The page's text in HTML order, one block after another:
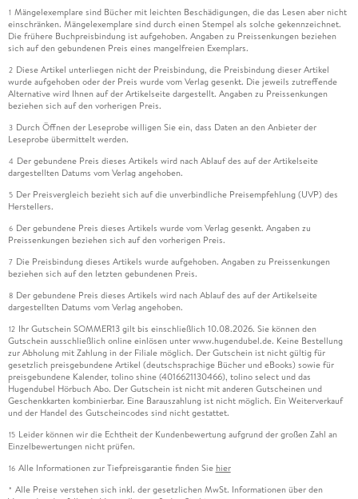
1 Mängelexemplare sind Bücher mit leichten Beschädigungen, die das Lesen aber nicht
einschränken. Mängelexemplare sind durch einen Stempel als solche gekennzeichnet.
Die frühere Buchpreisbindung ist aufgehoben. Angaben zu Preissenkungen beziehen
sich auf den gebundenen Preis eines mangelfreien Exemplars.
2 Diese Artikel unterliegen nicht der Preisbindung, die Preisbindung dieser Artikel
wurde aufgehoben oder der Preis wurde vom Verlag gesenkt. Die jeweils zutreffende
Alternative wird Ihnen auf der Artikelseite dargestellt. Angaben zu Preissenkungen
beziehen sich auf den vorherigen Preis.
3 Durch Öffnen der Leseprobe willigen Sie ein, dass Daten an den Anbieter der
Leseprobe übermittelt werden.
4 Der gebundene Preis dieses Artikels wird nach Ablauf des auf der Artikelseite
dargestellten Datums vom Verlag angehoben.
5 Der Preisvergleich bezieht sich auf die unverbindliche Preisempfehlung (UVP) des
Herstellers.
6 Der gebundene Preis dieses Artikels wurde vom Verlag gesenkt. Angaben zu
Preissenkungen beziehen sich auf den vorherigen Preis.
7 Die Preisbindung dieses Artikels wurde aufgehoben. Angaben zu Preissenkungen
beziehen sich auf den letzten gebundenen Preis.
8 Der gebundene Preis dieses Artikels wird nach Ablauf des auf der Artikelseite
dargestellten Datums vom Verlag angehoben.
12 Ihr Gutschein SOMMER13 gilt bis einschließlich 10.08.2026. Sie können den
Gutschein ausschließlich online einlösen unter www.hugendubel.de. Keine Bestellung
zur Abholung mit Zahlung in der Filiale möglich. Der Gutschein ist nicht gültig für
gesetzlich preisgebundene Artikel (deutschsprachige Bücher und eBooks) sowie für
preisgebundene Kalender, tolino shine (4016621130466), tolino select und das
Hugendubel Hörbuch Abo. Der Gutschein ist nicht mit anderen Gutscheinen und
Geschenkkarten kombinierbar. Eine Barauszahlung ist nicht möglich. Ein Weiterverkauf
und der Handel des Gutscheincodes sind nicht gestattet.
15 Leider können wir die Echtheit der Kundenbewertung aufgrund der großen Zahl an
Einzelbewertungen nicht prüfen.
16 Alle Informationen zur Tiefpreisgarantie finden Sie hier
* Alle Preise verstehen sich inkl. der gesetzlichen MwSt. Informationen über den